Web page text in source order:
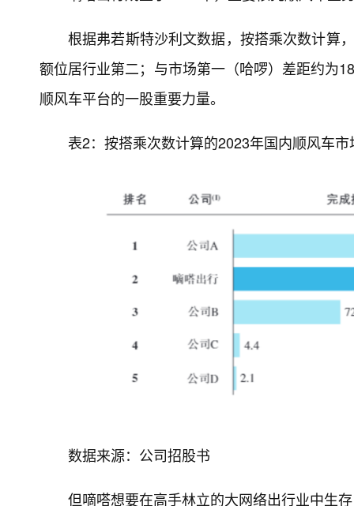
根据弗若斯特沙利文数据，按搭乘次数计算
额位居行业第二；与市场第一（哈啰）差距约为
顺风车平台的一股重要力量。
表2：按搭乘次数计算的2023年国内顺风车市
数据来源：公司招股书
但嘀嗒想要在高手林立的大网络出行业中生